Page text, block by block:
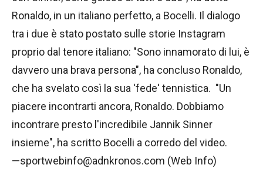
Ronaldo, in un italiano perfetto, a Bocelli. Il dialogo
tra i due è stato postato sulle storie Instagram
proprio dal tenore italiano: "Sono innamorato di lui, è
davvero una brava persona", ha concluso Ronaldo,
che ha svelato così la sua 'fede' tennistica. "Un
piacere incontrarti ancora, Ronaldo. Dobbiamo
incontrare presto l'incredibile Jannik Sinner
insieme", ha scritto Bocelli a corredo del video.
—sportwebinfo@adnkronos.com (Web Info)